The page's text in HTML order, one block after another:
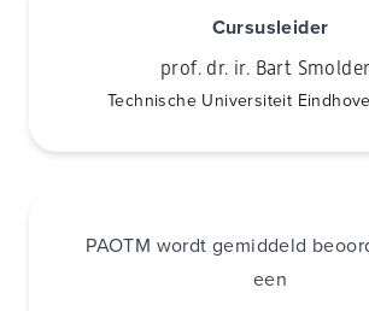
Cursusleider
prof. dr. ir. Bart
Technische Universiteit
PAOTM wordt gemiddeld
een